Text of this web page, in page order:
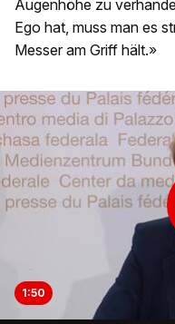
Augenhöhe zu
Ego hat, muss man es
Messer am Griff hält.»
1:50